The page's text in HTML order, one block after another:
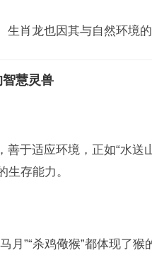
生肖龙也因其与自然环境
慧灵兽
善于适应环境，正如“水送
生存能力。
月”“杀鸡儆猴”都体现了